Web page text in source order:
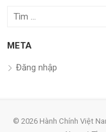
Tìm
quả
META
Đăng nhập
© 2026 Hành Chính Việt